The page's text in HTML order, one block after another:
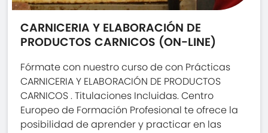
CARNICERIA Y ELABORACIÓN DE
PRODUCTOS CARNICOS (ON-LINE)
Fórmate con nuestro curso de con Prácticas
CARNICERIA Y ELABORACIÓN DE PRODUCTOS
CARNICOS . Titulaciones Incluidas. Centro
Europeo de Formación Profesional te ofrece la
posibilidad de aprender y practicar en las